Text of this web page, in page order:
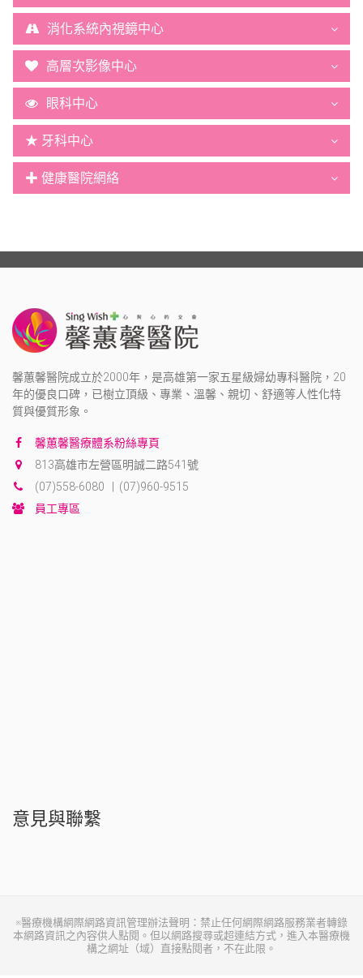
消化系統內視鏡中心
高層次影像中心
眼科中心
★ 牙科中心
✚ 健康醫院網絡
馨蕙馨醫院成立於2000年，是高雄第一家五星級婦幼專科醫院，20
年的優良口碑，已樹立頂級、專業、溫馨、親切、舒適等人性化特
質與優質形象。
馨蕙馨醫療體系粉絲專頁
813高雄市左營區明誠二路541號
(07)558-6080 | (07)960-9515
員工專區
意見與聯繫
※醫療機構網際網路資訊管理辦法聲明：禁止任何網際網路服務業者轉錄
本網路資訊之內容供人點閱。但以網路搜尋或超連結方式，進入本醫療機
構之網址（域）直接點閱者，不在此限。